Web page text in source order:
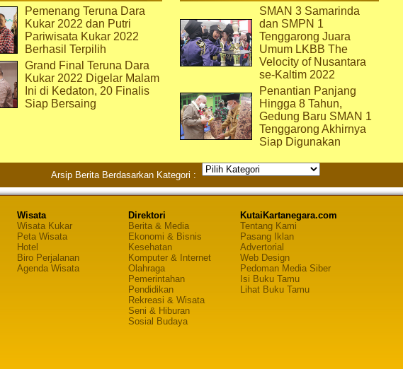
Pemenang Teruna Dara
Kukar 2022 dan Putri
Pariwisata Kukar 2022
Berhasil Terpilih
Grand Final Teruna Dara
Kukar 2022 Digelar Malam
Ini di Kedaton, 20 Finalis
Siap Bersaing
SMAN 3 Samarinda
dan SMPN 1
Tenggarong Juara
Umum LKBB The
Velocity of Nusantara
se-Kaltim 2022
Penantian Panjang
Hingga 8 Tahun,
Gedung Baru SMAN 1
Tenggarong Akhirnya
Siap Digunakan
Arsip Berita Berdasarkan Kategori :
Wisata
Wisata Kukar
Peta Wisata
Hotel
Biro Perjalanan
Agenda Wisata
Direktori
Berita & Media
Ekonomi & Bisnis
Kesehatan
Komputer & Internet
Olahraga
Pemerintahan
Pendidikan
Rekreasi & Wisata
Seni & Hiburan
Sosial Budaya
KutaiKartanegara.com
Tentang Kami
Pasang Iklan
Advertorial
Web Design
Pedoman Media Siber
Isi Buku Tamu
Lihat Buku Tamu